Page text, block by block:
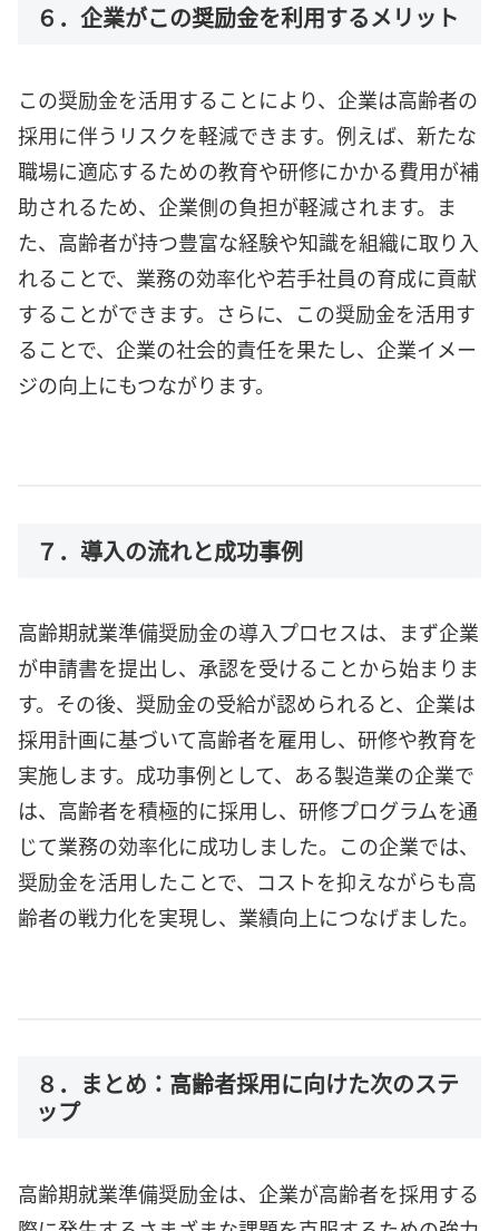
６．企業がこの奨励金を利用するメリット
この奨励金を活用することにより、企業は高齢者の
採用に伴うリスクを軽減できます。例えば、新たな
職場に適応するための教育や研修にかかる費用が補
助されるため、企業側の負担が軽減されます。ま
た、高齢者が持つ豊富な経験や知識を組織に取り入
れることで、業務の効率化や若手社員の育成に貢献
することができます。さらに、この奨励金を活用す
ることで、企業の社会的責任を果たし、企業イメー
ジの向上にもつながります。
７．導入の流れと成功事例
高齢期就業準備奨励金の導入プロセスは、まず企業
が申請書を提出し、承認を受けることから始まりま
す。その後、奨励金の受給が認められると、企業は
採用計画に基づいて高齢者を雇用し、研修や教育を
実施します。成功事例として、ある製造業の企業で
は、高齢者を積極的に採用し、研修プログラムを通
じて業務の効率化に成功しました。この企業では、
奨励金を活用したことで、コストを抑えながらも高
齢者の戦力化を実現し、業績向上につなげました。
８．まとめ：高齢者採用に向けた次のステ
ップ
高齢期就業準備奨励金は、企業が高齢者を採用する